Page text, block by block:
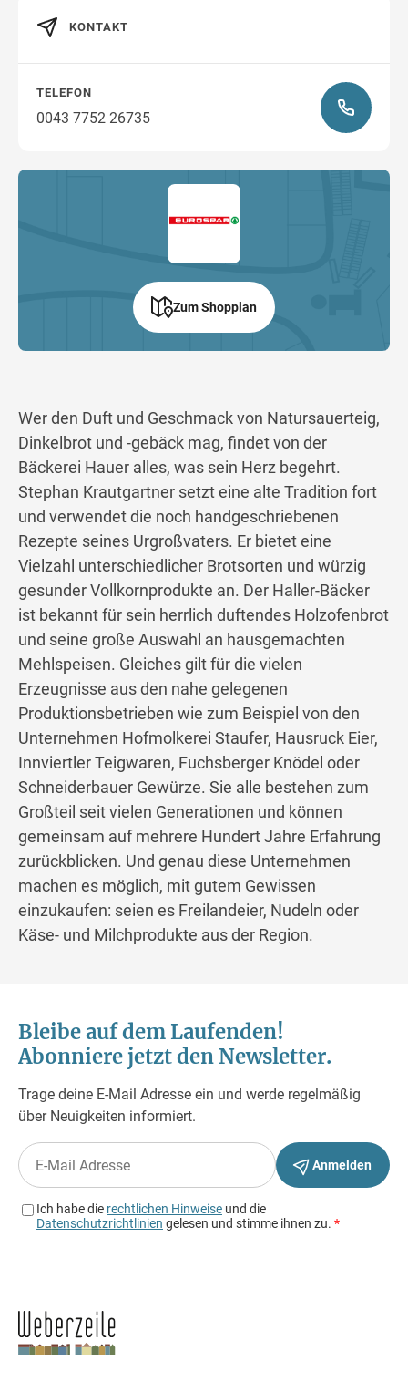
Wer den Duft und Geschmack von Natursauerteig,
Dinkelbrot und -gebäck mag, findet von der
Bäckerei Hauer alles, was sein Herz begehrt.
Stephan Krautgartner setzt eine alte Tradition fort
und verwendet die noch handgeschriebenen
Rezepte seines Urgroßvaters. Er bietet eine
Vielzahl unterschiedlicher Brotsorten und würzig
gesunder Vollkornprodukte an. Der Haller-Bäcker
ist bekannt für sein herrlich duftendes Holzofenbrot
und seine große Auswahl an hausgemachten
Mehlspeisen. Gleiches gilt für die vielen
Erzeugnisse aus den nahe gelegenen
Produktionsbetrieben wie zum Beispiel von den
Unternehmen Hofmolkerei Staufer, Hausruck Eier,
Innviertler Teigwaren, Fuchsberger Knödel oder
Schneiderbauer Gewürze. Sie alle bestehen zum
Großteil seit vielen Generationen und können
gemeinsam auf mehrere Hundert Jahre Erfahrung
zurückblicken. Und genau diese Unternehmen
machen es möglich, mit gutem Gewissen
einzukaufen: seien es Freilandeier, Nudeln oder
Käse- und Milchprodukte aus der Region.
KONTAKT
TELEFON
0043 7752 26735
Zum Shopplan